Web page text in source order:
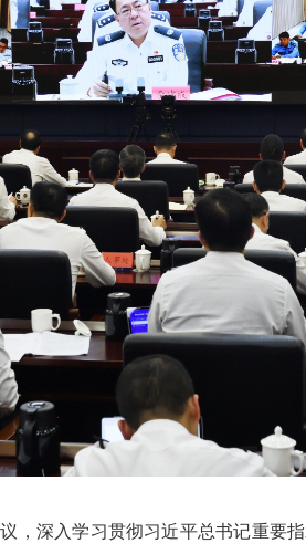
深入学习贯彻习近平总书记重要